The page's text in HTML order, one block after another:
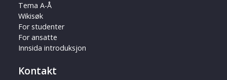
Tema A-Å
Wikisøk
For studenter
For ansatte
Innsida introduksjon
Kontakt